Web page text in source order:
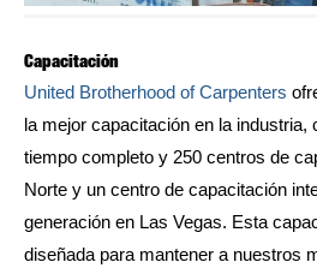
Capacitación
United Brotherhood of Carpenters
la mejor capacitación en la
tiempo completo y 250 centros de
Norte y un centro de capacitación
generación en Las Vegas. Esta
diseñada para mantener a nuestros